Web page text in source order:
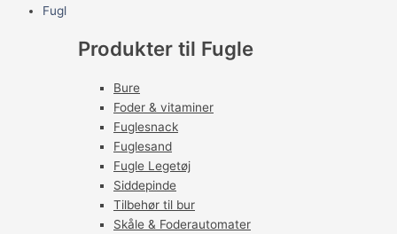
Fugl
Produkter til Fugle
Bure
Foder & vitaminer
Fuglesnack
Fuglesand
Fugle Legetøj
Siddepinde
Tilbehør til bur
Skåle & Foderautomater